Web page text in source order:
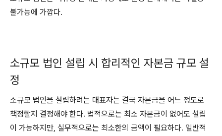
불가능에 가깝다.
소규모 법인 설립 시 합리적인 자본금 규모 설
정
소규모 법인을 설립하려는 대표자는 결국 자본금을 어느 정도로
책정할지 결정해야 한다. 법적으로는 최소 자본금이 없어도 설립
이 가능하지만, 실무적으로는 최소한의 금액이 필요하다. 일반적